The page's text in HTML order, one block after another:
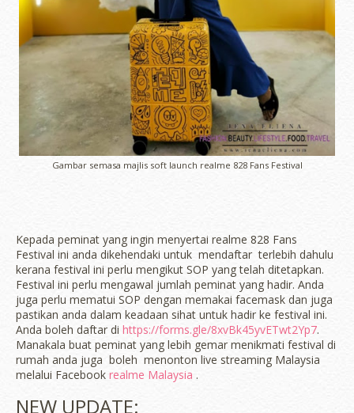
Gambar semasa majlis soft launch realme 828 Fans Festival
Kepada peminat yang ingin menyertai realme 828 Fans
Festival ini anda dikehendaki untuk mendaftar terlebih dahulu
kerana festival ini perlu mengikut SOP yang telah ditetapkan.
Festival ini perlu mengawal jumlah peminat yang hadir. Anda
juga perlu mematui SOP dengan memakai facemask dan juga
pastikan anda dalam keadaan sihat untuk hadir ke festival ini.
Anda boleh daftar di https://forms.gle/8xvBk45yvETwt2Yp7.
Manakala buat peminat yang lebih gemar menikmati festival di
rumah anda juga boleh menonton live streaming Malaysia
melalui Facebook realme Malaysia .
NEW UPDATE: